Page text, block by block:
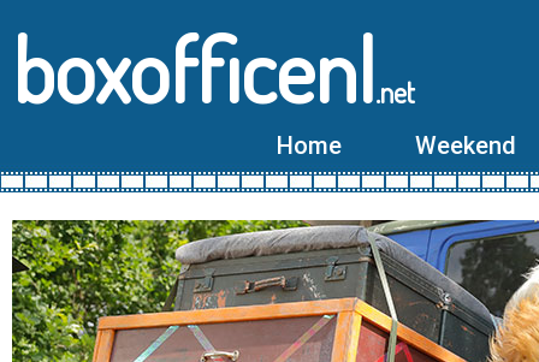
boxofficenl.net
Home Weekend